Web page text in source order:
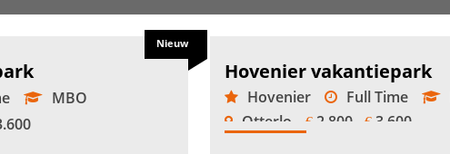
MBO
Nieuw
Hovenier vakantiepark
Hovenier Full Time
Otterlo
€ 2.800 -€ 3.600